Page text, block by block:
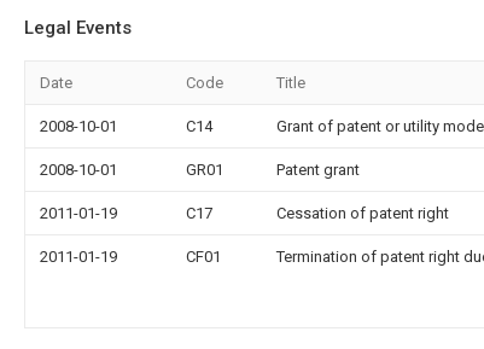
Legal Events
Date Code Title
2008-10-01 C14 Grant of patent or utility model
2008-10-01 GR01 Patent grant
2011-01-19 C17 Cessation of patent right
2011-01-19 CF01 Termination of patent right